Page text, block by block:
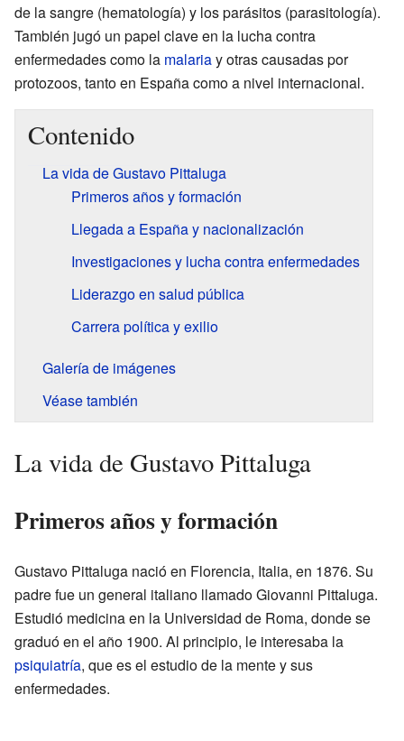
de la sangre (hematología) y los parásitos (parasitología).
También jugó un papel clave en la lucha contra
enfermedades como la malariay otras causadas por
protozoos, tanto en España como a nivel internacional.
Contenido
La vida de Gustavo Pittaluga
Primeros años y formación
Llegada a España y nacionalización
Investigaciones y lucha contra enfermedades
Liderazgo en salud pública
Carrera política y exilio
Galería de imágenes
Véase también
La vida de Gustavo Pittaluga
Primeros años y formación
Gustavo Pittaluga nació en Florencia, Italia, en 1876. Su
padre fue un general italiano llamado Giovanni Pittaluga.
Estudió medicina en la Universidad de Roma, donde se
graduó en el año 1900. Al principio, le interesaba la
psiquiatría, que es el estudio de la mente y sus
enfermedades.